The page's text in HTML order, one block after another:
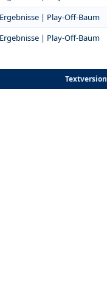
| Play-Off-Baum
| Play-Off-Baum
Textversion